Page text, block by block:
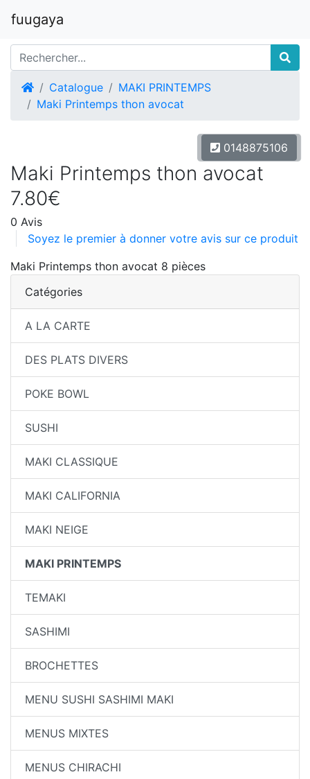
fuugaya
Accueil
Catalogue
MAKI PRINTEMPS
Maki Printemps thon avocat
0148875106
Maki Printemps thon avocat
7.80€
0 Avis
Soyez le premier à donner votre avis sur ce produit
Maki Printemps thon avocat 8 pièces
Catégories
A LA CARTE
DES PLATS DIVERS
POKE BOWL
SUSHI
MAKI CLASSIQUE
MAKI CALIFORNIA
MAKI NEIGE
MAKI PRINTEMPS
TEMAKI
SASHIMI
BROCHETTES
MENU SUSHI SASHIMI MAKI
MENUS MIXTES
MENUS CHIRACHI